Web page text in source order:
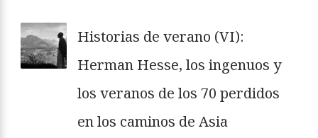
Historias de verano (VI):
Herman Hesse, los ingenuos y
los veranos de los 70 perdidos
en los caminos de Asia